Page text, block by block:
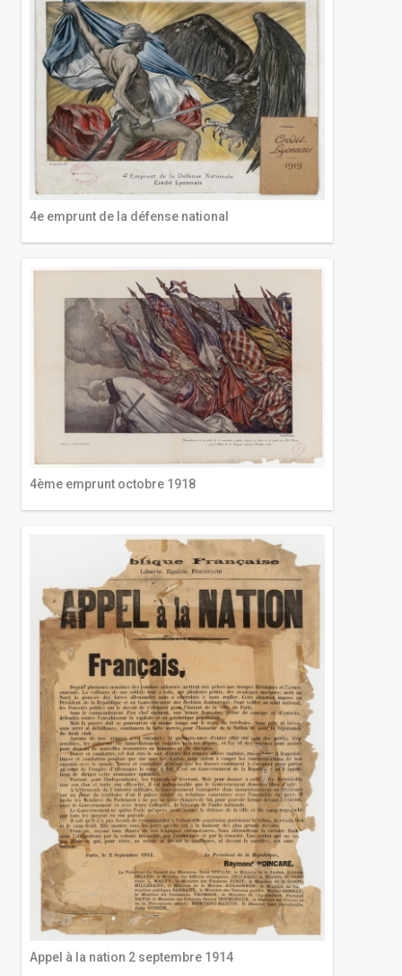
4e emprunt de la défense national
4ème emprunt octobre 1918
Appel à la nation 2 septembre 1914